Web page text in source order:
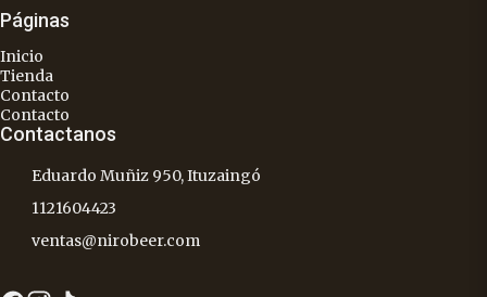
Páginas
Inicio
Tienda
Contacto
Contacto
Contactanos
Eduardo Muñiz 950, Ituzaingó
1121604423
ventas@nirobeer.com